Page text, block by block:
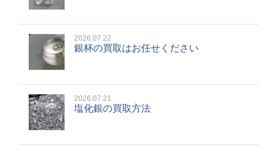
2026.07.22
銀杯の買取はお任せください
2026.07.21
塩化銀の買取方法